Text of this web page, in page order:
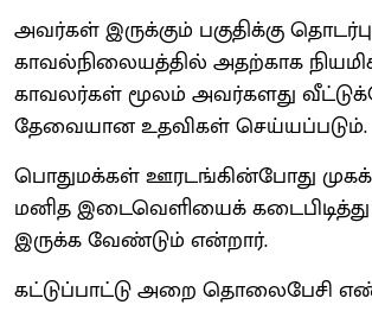
அவர்கள் இருக்கும் பகுதிக்கு
காவல்நிலையத்தில் அதற்காக
காவலர்கள் மூலம் அவர்களது
தேவையான உதவிகள் செய்யப்படும்.
பொதுமக்கள் ஊரடங்கின்போது
மனித இடைவெளியைக்
இருக்க வேண்டும் என்றார்.
கட்டுப்பாட்டு அறை தொலைபேசி